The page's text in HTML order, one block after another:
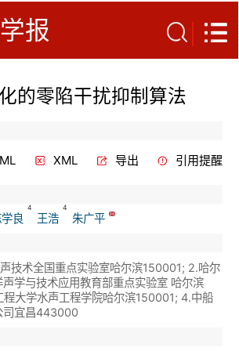
报
的零陷干扰抑制算法
XML 导出 引用提醒
学良
4
王浩
4
朱广平
技术全国重点实验室哈尔滨150001; 2.哈尔
学与技术应用教育部重点实验室 哈尔滨
大学水声工程学院哈尔滨150001; 4.中船
司宜昌443000